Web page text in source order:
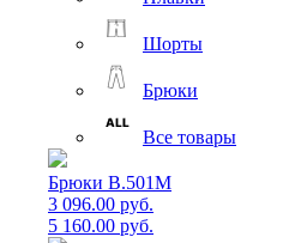
Шорты
Брюки
Все товары
Брюки B.501M
3 096.00 руб.
5 160.00 руб.